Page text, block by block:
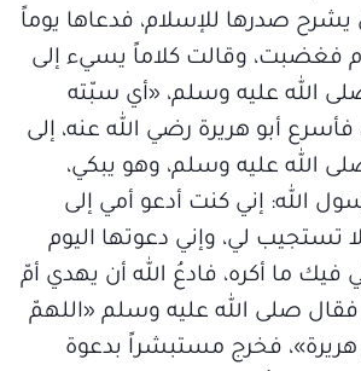
يشرح صدرها للإسلام، فدعاها يوماً
فغضبت، وقالت كلاماً يسيء إلى
الله عليه وسلم، «أي سبّته
أبو هريرة رضي الله عنه، إلى
الله عليه وسلم، وهو يبكي،
الله: إني كنت أدعو أمي إلى
تستجيب لي، وإني دعوتها اليوم
ما أكره، فادعُ الله أن يهدي أمّ
فقال صلى الله عليه وسلم «اللهمّ
هريرة»، فخرج مستبشراً بدعوة